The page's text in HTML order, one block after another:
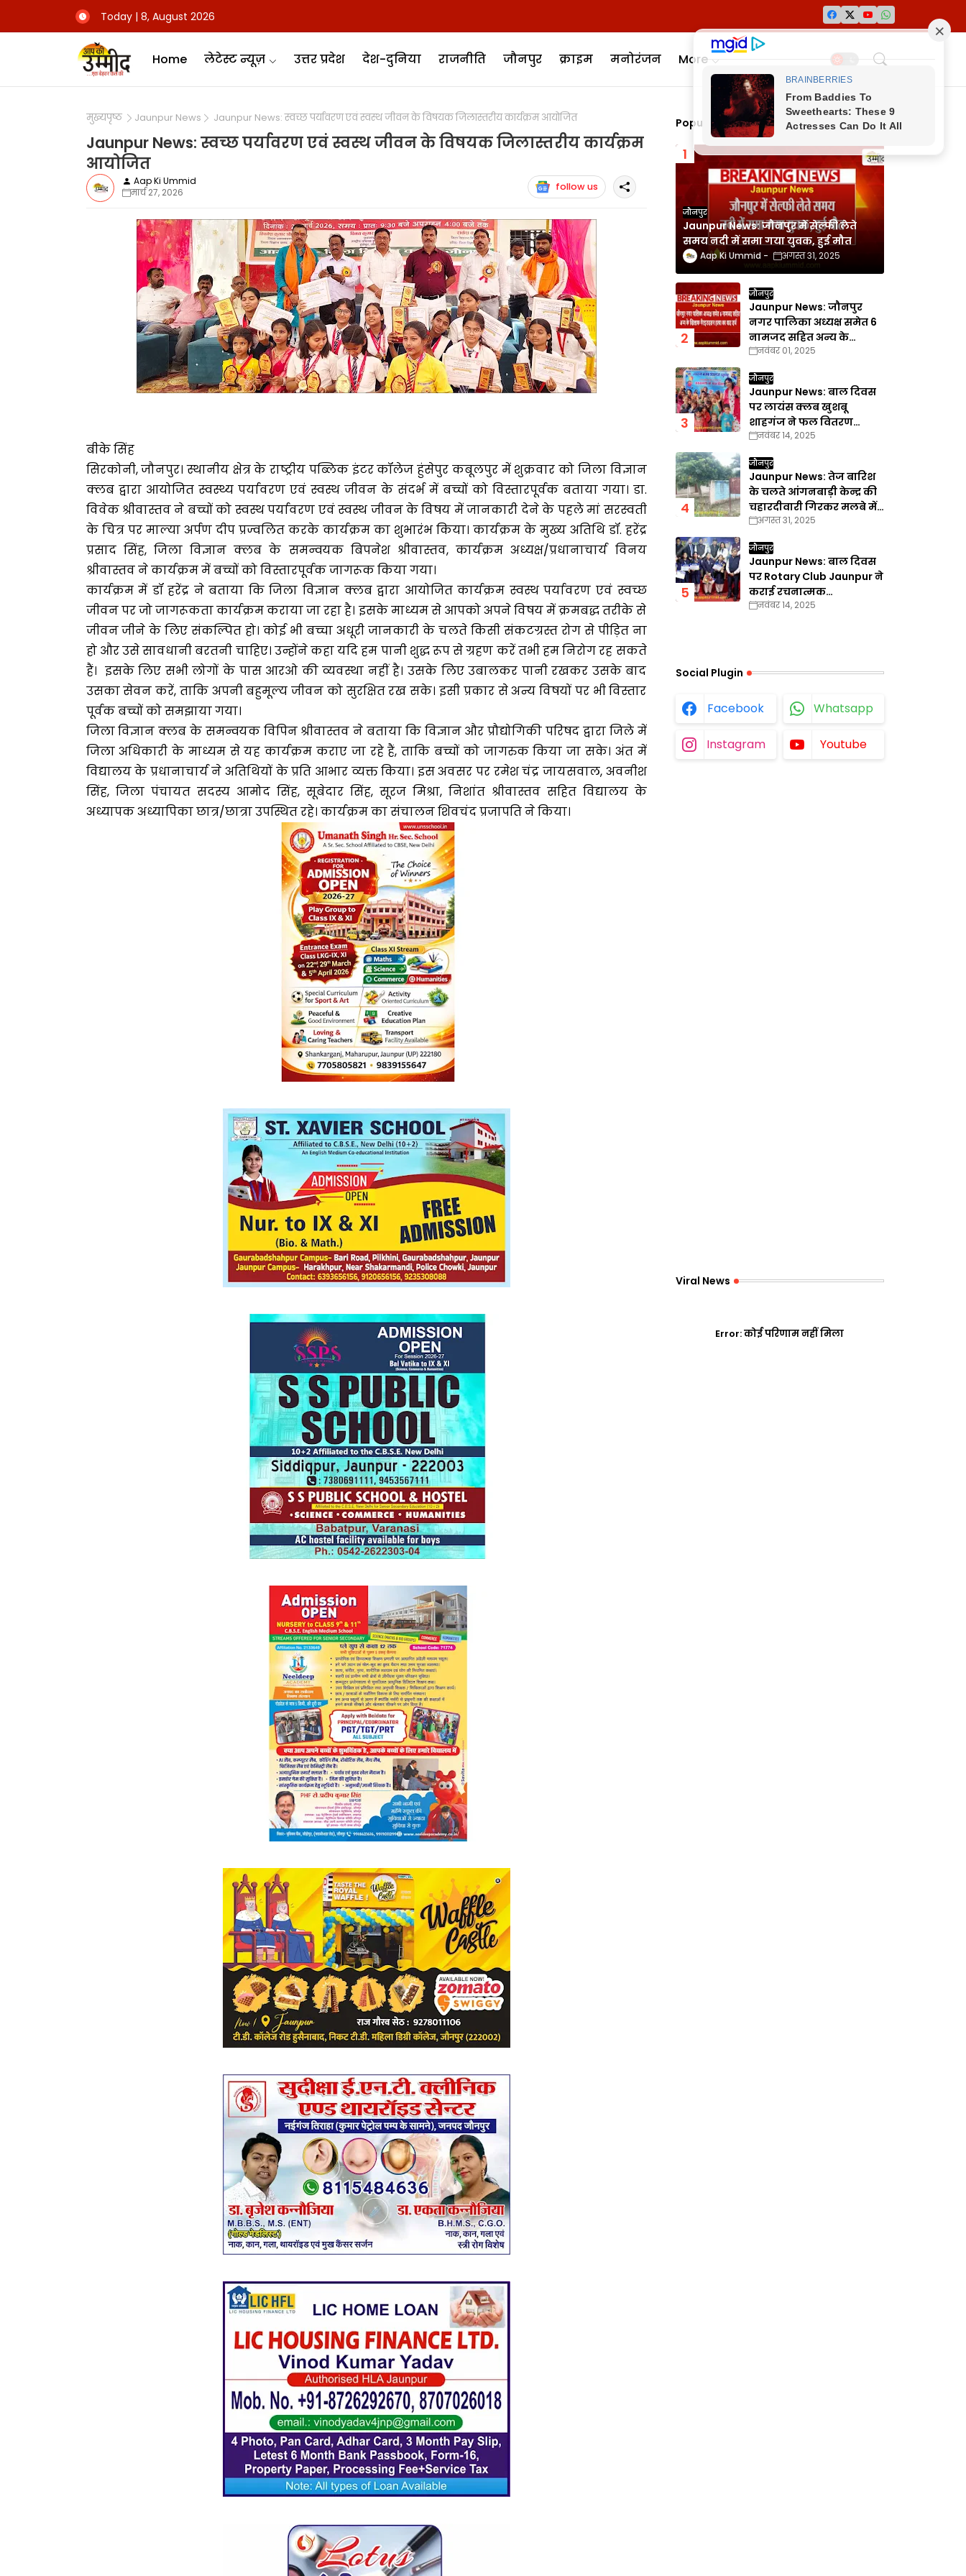
Today | 8, August 2026
Home लेटेस्ट न्यूज़ उत्तर प्रदेश देश-दुनिया राजनीति जौनपुर क्राइम मनोरंजन More
मुख्यपृष्ठ Jaunpur News Jaunpur News: स्वच्छ पर्यावरण एवं स्वस्थ जीवन के विषयक जिलास्तरीय कार्यक्रम आयोजित
Jaunpur News: स्वच्छ पर्यावरण एवं स्वस्थ जीवन के विषयक जिलास्तरीय कार्यक्रम
आयोजित
Aap Ki Ummid
मार्च 27, 2026
follow us
बीके सिंह
सिरकोनी, जौनपुर। स्थानीय क्षेत्र के राष्ट्रीय पब्लिक इंटर कॉलेज हुंसेपुर कबूलपुर में शुक्रवार को जिला विज्ञान
क्लब द्वारा आयोजित स्वस्थ्य पर्यावरण एवं स्वस्थ जीवन के संदर्भ में बच्चों को विस्तारपूर्वक बताया गया। डा.
विवेक श्रीवास्तव ने बच्चों को स्वस्थ पर्यावरण एवं स्वस्थ जीवन के विषय में जानकारी देने के पहले मां सरस्वती
के चित्र पर माल्या अर्पण दीप प्रज्वलित करके कार्यक्रम का शुभारंभ किया। कार्यक्रम के मुख्य अतिथि डॉ. हरेंद्र
प्रसाद सिंह, जिला विज्ञान क्लब के समन्वयक बिपनेश श्रीवास्तव, कार्यक्रम अध्यक्ष/प्रधानाचार्य विनय
श्रीवास्तव ने कार्यक्रम में बच्चों को विस्तारपूर्वक जागरूक किया गया।
कार्यक्रम में डॉ हरेंद्र ने बताया कि जिला विज्ञान क्लब द्वारा आयोजित कार्यक्रम स्वस्थ पर्यावरण एवं स्वच्छ
जीवन पर जो जागरूकता कार्यक्रम कराया जा रहा है। इसके माध्यम से आपको अपने विषय में क्रमबद्ध तरीके से
जीवन जीने के लिए संकल्पित हो। कोई भी बच्चा अधूरी जानकारी के चलते किसी संकटग्रस्त रोग से पीड़ित ना
हो और उसे सावधानी बरतनी चाहिए। उन्होंने कहा यदि हम पानी शुद्ध रूप से ग्रहण करें तभी हम निरोग रह सकते
हैं। इसके लिए सभी लोगों के पास आरओ की व्यवस्था नहीं है। उसके लिए उबालकर पानी रखकर उसके बाद
उसका सेवन करें, ताकि अपनी बहुमूल्य जीवन को सुरक्षित रख सके। इसी प्रकार से अन्य विषयों पर भी विस्तार
पूर्वक बच्चों को समझाया गया।
जिला विज्ञान क्लब के समन्वयक विपिन श्रीवास्तव ने बताया कि विज्ञान और प्रौद्योगिकी परिषद द्वारा जिले में
जिला अधिकारी के माध्यम से यह कार्यक्रम कराए जा रहे हैं, ताकि बच्चों को जागरुक किया जा सके। अंत में
विद्यालय के प्रधानाचार्य ने अतिथियों के प्रति आभार व्यक्त किया। इस अवसर पर रमेश चंद्र जायसवाल, अवनीश
सिंह, जिला पंचायत सदस्य आमोद सिंह, सूबेदार सिंह, सूरज मिश्रा, निशांत श्रीवास्तव सहित विद्यालय के
अध्यापक अध्यापिका छात्र/छात्रा उपस्थित रहे। कार्यक्रम का संचालन शिवचंद प्रजापति ने किया।
Popular Posts
जौनपुर
Jaunpur News: जौनपुर में सेल्फी लेते
समय नदी में समा गया युवक, हुई मौत
Aap Ki Ummid अगस्त 31, 2025
जौनपुर
Jaunpur News: जौनपुर
नगर पालिका अध्यक्ष समेत 6
नामजद सहित अन्य के
खिलाफ गैरइरादतन हत्या का
नवंबर 01, 2025
जौनपुर
Jaunpur News: बाल दिवस
पर लायंस क्लब खुशबू
शाहगंज ने फल वितरण
कार्यक्रम का किया आयोजन
नवंबर 14, 2025
जौनपुर
Jaunpur News: तेज बारिश
के चलते आंगनबाड़ी केन्द्र की
चहारदीवारी गिरकर मलबे में
तब्दील
अगस्त 31, 2025
जौनपुर
Jaunpur News: बाल दिवस
पर Rotary Club Jaunpur ने
कराई रचनात्मक
प्रतियोगिताएँ
नवंबर 14, 2025
Social Plugin
Facebook Whatsapp
Instagram Youtube
Viral News
Error:कोई परिणाम नहीं मिला